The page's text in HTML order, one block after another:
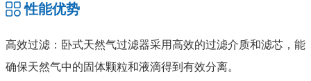
性能优势
高效过滤：卧式天然气过滤器采用高效的过滤介质和滤芯，能
确保天然气中的固体颗粒和液滴得到有效分离。